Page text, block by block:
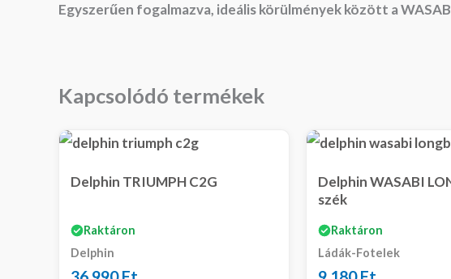
Egyszerűen fogalmazva, ideális körülmények között a
Kapcsolódó termékek
Delphin TRIUMPH C2G
Raktáron
Delphin
Delphin WASABI
szék
Raktáron
Ládák-Fotelek